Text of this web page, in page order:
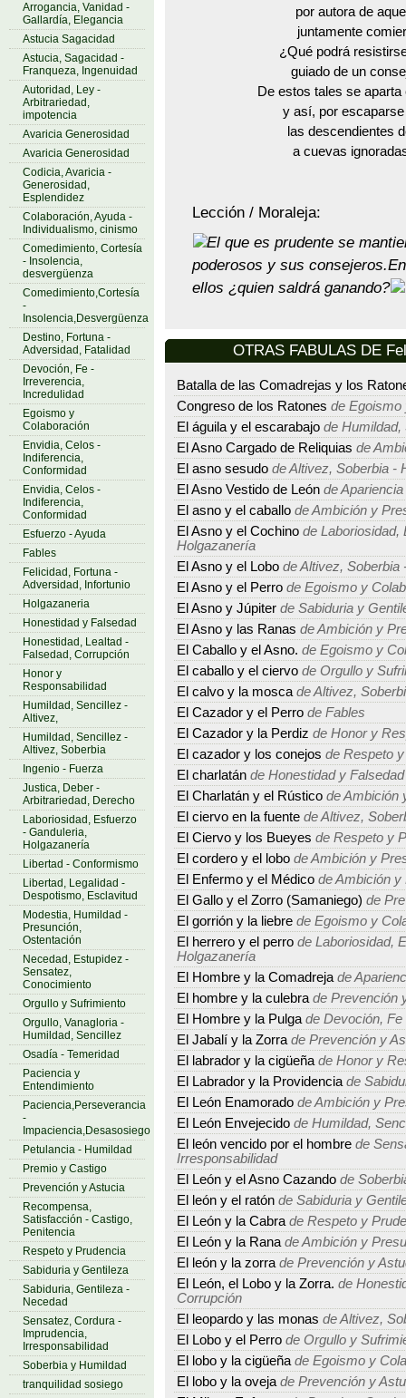
Arrogancia, Vanidad -
Gallardía, Elegancia
Astucia Sagacidad
Astucia, Sagacidad -
Franqueza, Ingenuidad
Autoridad, Ley -
Arbitrariedad,
impotencia
Avaricia Generosidad
Avaricia Generosidad
Codicia, Avaricia -
Generosidad,
Esplendidez
Colaboración, Ayuda -
Individualismo, cinismo
Comedimiento, Cortesía
- Insolencia,
desvergüenza
Comedimiento,Cortesía
-
Insolencia,Desvergüenza
Destino, Fortuna -
Adversidad, Fatalidad
Devoción, Fe -
Irreverencia,
Incredulidad
Egoismo y
Colaboración
Envidia, Celos -
Indiferencia,
Conformidad
Envidia, Celos -
Indiferencia,
Conformidad
Esfuerzo - Ayuda
Fables
Felicidad, Fortuna -
Adversidad, Infortunio
Holgazaneria
Honestidad y Falsedad
Honestidad, Lealtad -
Falsedad, Corrupción
Honor y
Responsabilidad
Humildad, Sencillez -
Altivez,
Humildad, Sencillez -
Altivez, Soberbia
Ingenio - Fuerza
Justica, Deber -
Arbitrariedad, Derecho
Laboriosidad, Esfuerzo
- Ganduleria,
Holgazanería
Libertad - Conformismo
Libertad, Legalidad -
Despotismo, Esclavitud
Modestia, Humildad -
Presunción,
Ostentación
Necedad, Estupidez -
Sensatez,
Conocimiento
Orgullo y Sufrimiento
Orgullo, Vanagloria -
Humildad, Sencillez
Osadía - Temeridad
Paciencia y
Entendimiento
Paciencia,Perseverancia
-
Impaciencia,Desasosiego
Petulancia - Humildad
Premio y Castigo
Prevención y Astucia
Recompensa,
Satisfacción - Castigo,
Penitencia
Respeto y Prudencia
Sabiduria y Gentileza
Sabiduria, Gentileza -
Necedad
Sensatez, Cordura -
Imprudencia,
Irresponsabilidad
Soberbia y Humildad
tranquilidad sosiego
por autora de
juntamente
¿Qué podrá
guiado de un
De estos tales se
y así, por
las descendientes
a cuevas
Lección / Moraleja:
El que es prudente se
poderosos y sus
ellos ¿quien saldrá ganando?
OTRAS FABULAS DE
Batalla de las Comadrejas y los
Congreso de los Ratones de Egoismo
El águila y el escarabajo de Humildad,
El Asno Cargado de Reliquias de
El asno sesudo de Altivez, Soberbia -
El Asno Vestido de León de
El asno y el caballo de Ambición y
El Asno y el Cochino de Laboriosidad,
Holgazanería
El Asno y el Lobo de Altivez, Soberbia
El Asno y el Perro de Egoismo y
El Asno y Júpiter de Sabiduria y
El Asno y las Ranas de Ambición y
El Caballo y el Asno. de Egoismo y
El caballo y el ciervo de Orgullo y
El calvo y la mosca de Altivez,
El Cazador y el Perro de Fables
El Cazador y la Perdiz de Honor y
El cazador y los conejos de Respeto
El charlatán de Honestidad y Falsedad
El Charlatán y el Rústico de Ambición
El ciervo en la fuente de Altivez,
El Ciervo y los Bueyes de Respeto y
El cordero y el lobo de Ambición y
El Enfermo y el Médico de Ambición y
El Gallo y el Zorro (Samaniego) de
El gorrión y la liebre de Egoismo y
El herrero y el perro de Laboriosidad,
Holgazanería
El Hombre y la Comadreja de
El hombre y la culebra de Prevención
El Hombre y la Pulga de Devoción,
El Jabalí y la Zorra de Prevención y
El labrador y la cigüeña de Honor y
El Labrador y la Providencia de
El León Enamorado de Ambición y
El León Envejecido de Humildad,
El león vencido por el hombre de
Irresponsabilidad
El León y el Asno Cazando de
El león y el ratón de Sabiduria y
El León y la Cabra de Respeto y
El León y la Rana de Ambición y
El león y la zorra de Prevención y
El León, el Lobo y la Zorra. de
Corrupción
El leopardo y las monas de Altivez,
El Lobo y el Perro de Orgullo y
El lobo y la cigüeña de Egoismo y
El lobo y la oveja de Prevención y